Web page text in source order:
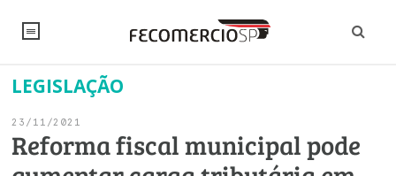
NOTÍCIAS
Editorial
Artigos
SINDICATOS
LEGISLAÇÃO
23/11/2021
Reforma fiscal municipal pode